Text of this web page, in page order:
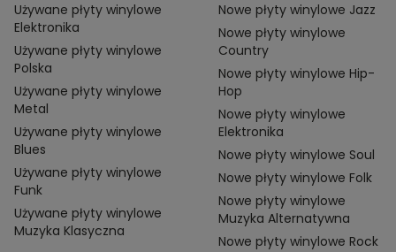
Używane płyty winylowe
Elektronika
Używane płyty winylowe
Polska
Używane płyty winylowe
Metal
Używane płyty winylowe
Blues
Używane płyty winylowe
Funk
Używane płyty winylowe
Muzyka Klasyczna
Nowe płyty winylowe Jazz
Nowe płyty winylowe
Country
Nowe płyty winylowe Hip-
Hop
Nowe płyty winylowe
Elektronika
Nowe płyty winylowe Soul
Nowe płyty winylowe Folk
Nowe płyty winylowe
Muzyka Alternatywna
Nowe płyty winylowe Rock